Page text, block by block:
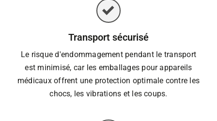
Transport sécurisé
Le risque d'endommagement pendant le transport
est minimisé, car les emballages pour appareils
médicaux offrent une protection optimale contre les
chocs, les vibrations et les coups.